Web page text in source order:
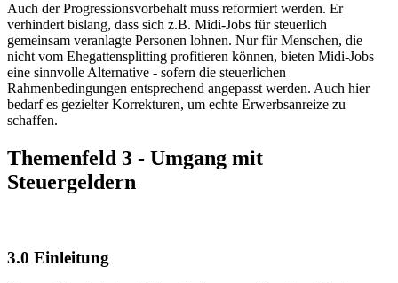
Auch der Progressionsvorbehalt muss reformiert werden. Er
verhindert bislang, dass sich z.B. Midi-Jobs für steuerlich
gemeinsam veranlagte Personen lohnen. Nur für Menschen, die
nicht vom Ehegattensplitting profitieren können, bieten Midi-Jobs
eine sinnvolle Alternative - sofern die steuerlichen
Rahmenbedingungen entsprechend angepasst werden. Auch hier
bedarf es gezielter Korrekturen, um echte Erwerbsanreize zu
schaffen.
Themenfeld 3 - Umgang mit
Steuergeldern
3.0 Einleitung